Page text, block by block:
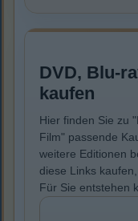
DVD, Blu-
kaufen
Hier finden Sie zu
Film" passende
weitere Editionen
diese Links
Für Sie entstehen